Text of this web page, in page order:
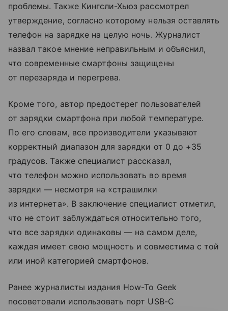
проблемы. Также Кингсли-Хьюз рассмотрел
утверждение, согласно которому нельзя оставлять
телефон на зарядке на целую ночь. Журналист
назвал такое мнение неправильным и объяснил,
что современные смартфоны защищены
от перезаряда и перегрева.
Кроме того, автор предостерег пользователей
от зарядки смартфона при любой температуре.
По его словам, все производители указывают
корректный диапазон для зарядки от 0 до +35
градусов. Также специалист рассказал,
что телефон можно использовать во время
зарядки — несмотря на «страшилки
из интернета». В заключение специалист отметил,
что не стоит заблуждаться относительно того,
что все зарядки одинаковы — на самом деле,
каждая имеет свою мощность и совместима с той
или иной категорией смартфонов.
Ранее журналисты издания How-To Geek
посоветовали использовать порт USB-C